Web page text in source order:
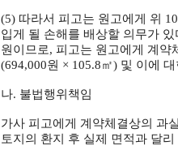
(5) 따라서 피고는 원고에게 위
입게 될 손해를 배상할 의무가
원이므로, 피고는 원고에게 계약
(694,000원 × 105.8㎡) 및 이에
나. 불법행위책임
가사 피고에게 계약체결상의 과
토지의 환지 후 실제 면적과 달